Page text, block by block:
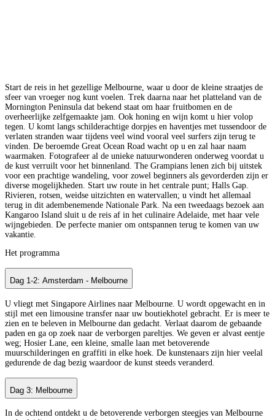
Start de reis in het gezellige Melbourne, waar u door de kleine straatjes de
sfeer van vroeger nog kunt voelen. Trek daarna naar het platteland van de
Mornington Peninsula dat bekend staat om haar fruitbomen en de
overheerlijke zelfgemaakte jam. Ook honing en wijn komt u hier volop
tegen. U komt langs schilderachtige dorpjes en haventjes met tussendoor de
verlaten stranden waar tijdens veel wind vooral veel surfers zijn terug te
vinden. De beroemde Great Ocean Road wacht op u en zal haar naam
waarmaken. Fotografeer al de unieke natuurwonderen onderweg voordat u
de kust verruilt voor het binnenland. The Grampians lenen zich bij uitstek
voor een prachtige wandeling, voor zowel beginners als gevorderden zijn er
diverse mogelijkheden. Start uw route in het centrale punt; Halls Gap.
Rivieren, rotsen, weidse uitzichten en watervallen; u vindt het allemaal
terug in dit adembenemende Nationale Park. Na een tweedaags bezoek aan
Kangaroo Island sluit u de reis af in het culinaire Adelaide, met haar vele
wijngebieden. De perfecte manier om ontspannen terug te komen van uw
vakantie.
Het programma
Dag 1-2: Amsterdam - Melbourne
U vliegt met Singapore Airlines naar Melbourne. U wordt opgewacht en in
stijl met een limousine transfer naar uw boutiekhotel gebracht. Er is meer te
zien en te beleven in Melbourne dan gedacht. Verlaat daarom de gebaande
paden en ga op zoek naar de verborgen pareltjes. We geven er alvast eentje
weg; Hosier Lane, een kleine, smalle laan met betoverende
muurschilderingen en graffiti in elke hoek. De kunstenaars zijn hier veelal
gedurende de dag bezig waardoor de kunst steeds veranderd.
Dag 3: Melbourne
In de ochtend ontdekt u de betoverende verborgen steegjes van Melbourne